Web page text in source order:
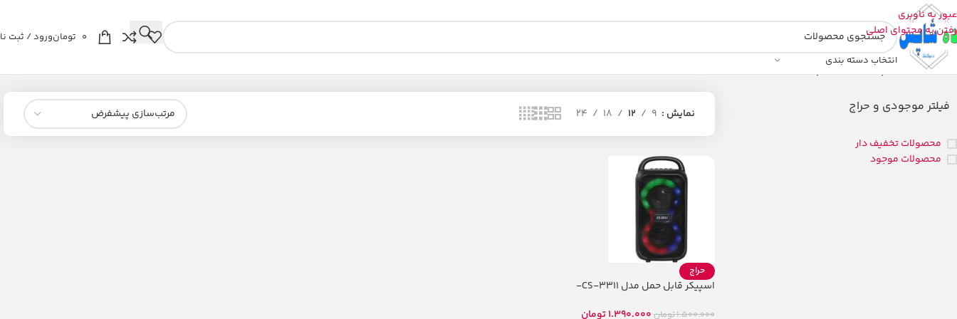
عبور به ناوبری
رفتن به محتوای اصلی
انتخاب دسته بندی
0 تومانورود / ثبت
خانه/محصولات برچسب خورده “اسپیکر قابل حمل قدرتمند”
فیلتر موجودی و حراج
محصولات تخفیف دار
محصولات موجود
نمایش 9
12
18
24
حراج
اسپیکر قابل حمل مدل CS-3311-
1.500.000تومان1.390.000 تومان